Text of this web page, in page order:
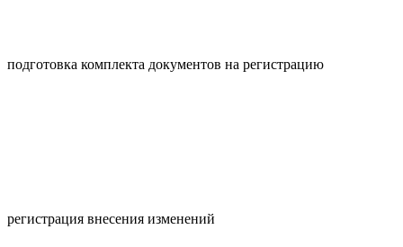
подготовка комплекта документов на регистрацию
регистрация внесения изменений